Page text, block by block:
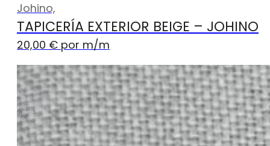
Johino,
TAPICERÍA EXTERIOR BEIGE – JOHINO
20,00 € por m/m